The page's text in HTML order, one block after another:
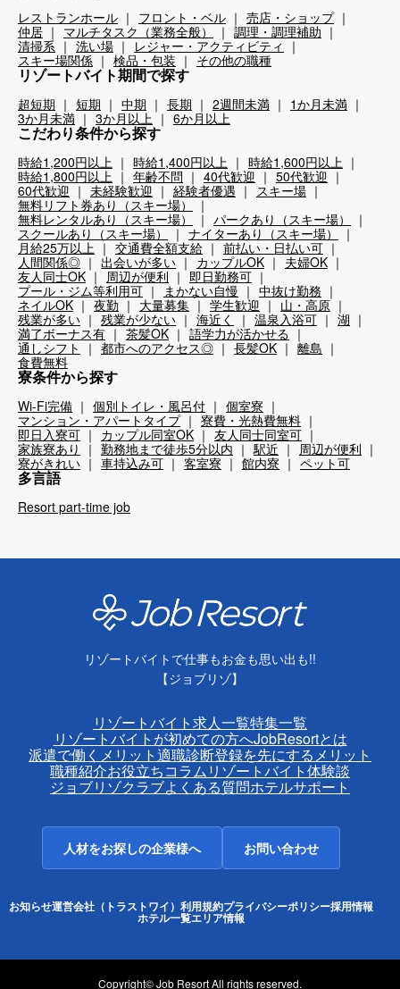
レストランホール フロント・ベル
売店・ショップ
仲居
マルチタスク（業務全般）
調理・調理補助
清掃系
洗い場
レジャー・アクティビティ
スキー場関係
検品・包装 その他の職種
リゾートバイト期間で探す
超短期 短期 中期 長期 2週間未満
1か月未満
3か月未満
3か月以上 6か月以上
こだわり条件から探す
時給1,200円以上 時給1,400円以上
時給1,600円以上
時給1,800円以上
年齢不問 40代歓迎
50代歓迎
60代歓迎
未経験歓迎 経験者優遇
スキー場
無料リフト券あり（スキー場）
無料レンタルあり（スキー場）
パークあり（スキー場）
スクールあり（スキー場）
ナイターあり（スキー場）
月給25万以上
交通費全額支給
前払い・日払い可
人間関係◎
出会いが多い カップルOK
夫婦OK
友人同士OK
周辺が便利
即日勤務可
プール・ジム等利用可
まかない自慢
中抜け勤務
ネイルOK
夜勤 大量募集 学生歓迎
山・高原
残業が多い
残業が少ない 海近く 温泉入浴可
湖
満了ボーナス有
茶髪OK
語学力が活かせる
通しシフト
都市へのアクセス◎ 長髪OK
離島
食費無料
寮条件から探す
Wi-Fi完備 個別トイレ・風呂付
個室寮
マンション・アパートタイプ
寮費・光熱費無料
即日入寮可
カップル同室OK
友人同士同室可
家族寮あり
勤務地まで徒歩5分以内 駅近
周辺が便利
寮がきれい
車持込み可 客室寮 館内寮 ペット可
多言語
Resort part-time job
リゾートバイトで仕事もお金も思い出も!!
【ジョブリゾ】
リゾートバイト求人一覧特集一覧
リゾートバイトが初めての方へJobResortとは
派遣で働くメリット適職診断登録を先にするメリット
職種紹介お役立ちコラム リゾートバイト体験談
ジョブリゾクラブよくある質問ホテルサポート
人材をお探しの企業様へ お問い合わせ
お知らせ運営会社（トラストワイ） 利用規約プライバシーポリシー採用情報
ホテル一覧エリア情報
Copyright© Job Resort All rights reserved.